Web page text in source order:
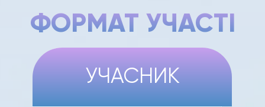
ФОРМАТ УЧАСТІ
УЧАСНИК